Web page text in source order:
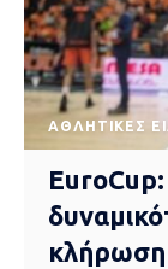
ΑΘΛΗΤΙΚΈΣ
κλήρωση